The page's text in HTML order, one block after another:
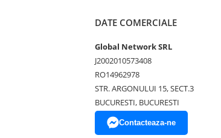
DATE COMERCIALE
Global Network SRL
J2002010573408
RO14962978
STR. ARGONULUI 15, SECT.3
BUCURESTI, BUCURESTI
Contacteaza-ne